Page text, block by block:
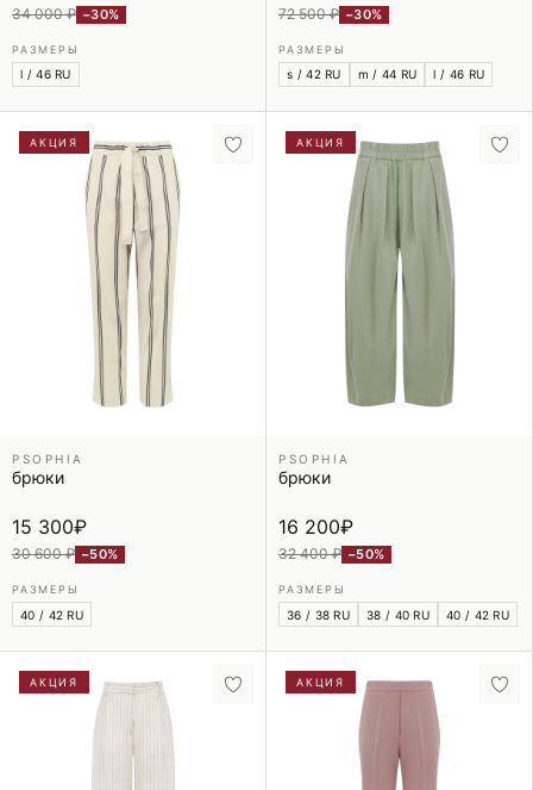
34 000 ₽ −30%
РАЗМЕРЫ
l / 46 RU
72 500 ₽ −30%
РАЗМЕРЫ
s / 42 RU m / 44 RU l / 46 RU
АКЦИЯ
PSOPHIA
брюки
15 300₽
30 600 ₽ −50%
РАЗМЕРЫ
40 / 42 RU
АКЦИЯ
PSOPHIA
брюки
16 200₽
32 400 ₽ −50%
РАЗМЕРЫ
36 / 38 RU 38 / 40 RU 40 / 42 RU
АКЦИЯ АКЦИЯ